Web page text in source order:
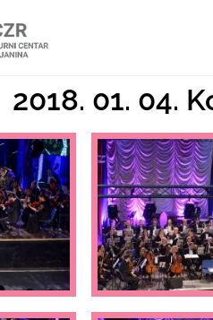
2018. 01. 04.